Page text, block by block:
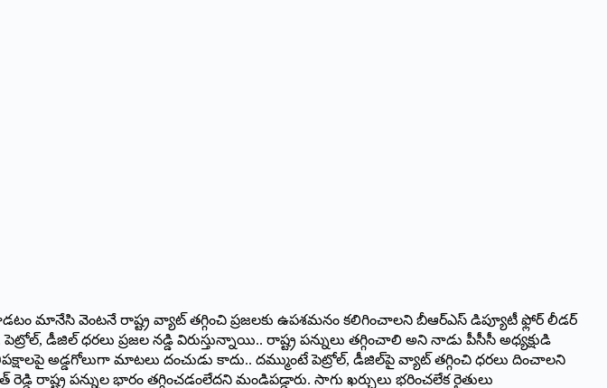
మానేసి వెంటనే రాష్ట్ర వ్యాట్ తగ్గించి ప్రజలకు ఉపశమనం కలిగించాలని బీఆర్ఎస్ డిప్యూటీ ఫ్లోర్ లీడర్
డీజిల్ ధరలు ప్రజల నడ్డి విరుస్తున్నాయి.. రాష్ట్ర పన్నులు తగ్గించాలి అని నాడు పీసీసీ అధ్యక్షుడి
అడ్డగోలుగా మాటలు దంచుడు కాదు.. దమ్ముంటే పెట్రోల్, డీజిల్‌పై వ్యాట్ తగ్గించి ధరలు దించాలని
రాష్ట్ర పన్నుల భారం తగ్గించడంలేదని మండిపడ్డారు. సాగు ఖర్చులు భరించలేక రైతులు